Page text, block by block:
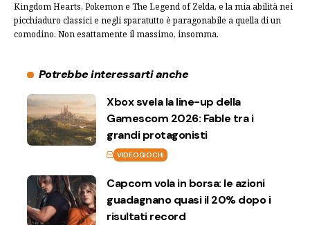
Kingdom Hearts, Pokemon e The Legend of Zelda, e la mia abilità nei
picchiaduro classici e negli sparatutto è paragonabile a quella di un
comodino. Non esattamente il massimo, insomma.
Potrebbe interessarti anche
Xbox svela la line-up della
Gamescom 2026: Fable tra i
grandi protagonisti
VIDEOGIOCHI
Capcom vola in borsa: le azioni
guadagnano quasi il 20% dopo i
risultati record